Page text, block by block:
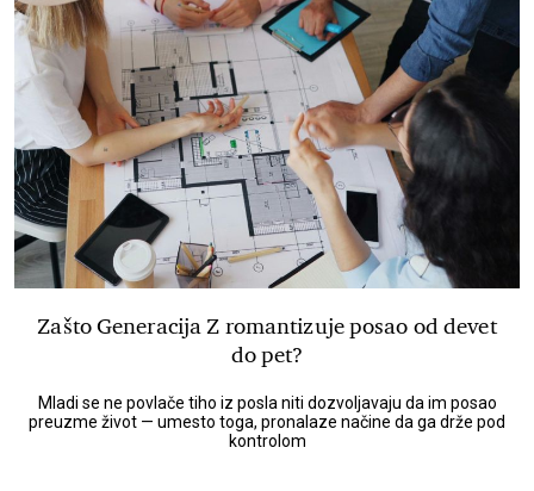
Zašto Generacija Z romantizuje posao od devet
do pet?
Mladi se ne povlače tiho iz posla niti dozvoljavaju da im posao
preuzme život — umesto toga, pronalaze načine da ga drže pod
kontrolom